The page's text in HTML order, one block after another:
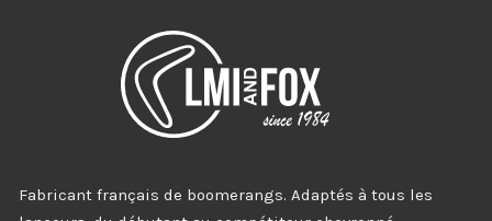
Fabricant français de boomerangs. Adaptés à tous les